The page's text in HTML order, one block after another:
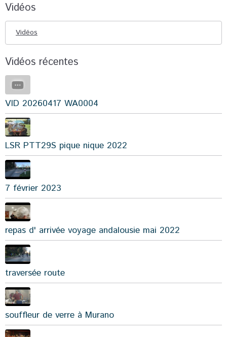
Vidéos
Vidéos
Vidéos récentes
VID 20260417 WA0004
LSR PTT29S pique nique 2022
7 février 2023
repas d' arrivée voyage andalousie mai 2022
traversée route
souffleur de verre à Murano